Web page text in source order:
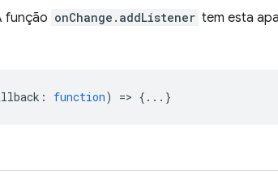
função onChange.addListener tem esta
: function) => {...}